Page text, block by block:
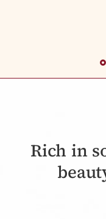
Rich in